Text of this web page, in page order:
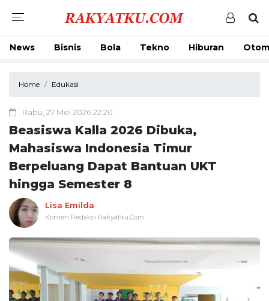
News Bisnis Bola Tekno Hiburan
Home Edukasi
Rabu, 27 Mei 2026 22:20
Beasiswa Kalla 2026 Dibuka,
Mahasiswa Indonesia Timur
Berpeluang Dapat Bantuan UKT
hingga Semester 8
Lisa Emilda
Konten Redaksi Rakyatku.Com